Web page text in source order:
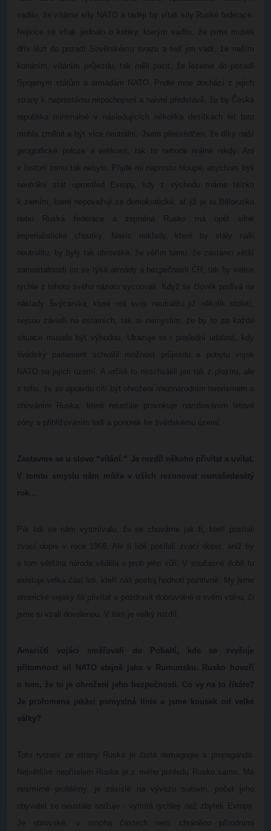
vadilo, že vítáme síly NATO a raději by vítali síly Ruské federace.
Nejvíce se však jednalo o kritiky, kterým vadilo, že jsme museli
dřív lézt do pozadí Sovětskému svazu a teď jim vadí, že naším
konáním, vítáním průjezdu, tak měli pocit, že lezeme do pozadí
Spojeným státům a armádám NATO. Podle mne dochází z jejich
strany k naprostému nepochopení a naivní představě, že by Česká
republika minimálně v následujících několika desítkách let toto
mohla změnit a být více neutrální. Jsem přesvědčen, že díky naší
geografické poloze a velikosti, tak to nebude reálné nikdy. Ani
v historii tomu tak nebylo. Přijde mi naprosto hloupé, abychom byli
neutrální stát uprostřed Evropy, kdy z východu máme blízko
k zemím, které nepovažuji za demokratické, ať již je to Bělorusko
nebo Ruská federace a zejména Rusko má opět silné
imperialistické choutky. Navíc náklady, které by stály naši
neutralitu, by byly tak obrovské, že věřím tomu, že zastánci větší
samostatnosti co se týká armády a bezpečnosti ČR, tak by velice
rychle z tohoto svého názoru vycouvali. Když se člověk podívá na
náklady Švýcarska, které má svoji neutralitu již několik století,
nejsou závislí na ostatních, tak si nemyslím, že by to za každé
situace muselo být výhodou. Ukazuje to i poslední událost, kdy
švédský parlament schválil možnost průjezdu a pobytu vojsk
NATO na jejich území. A určitě to neschválili jen tak z plezíru, ale
z toho, že se opravdu cítí být ohroženi mezinárodním terorismem a
chováním Ruska, které neustále provokuje narušováním letové
zóny a přibližováním lodí a ponorek ke švédskému území.
Zastavme se u slovo “vítání.“ Je rozdíl někoho přivítat a uvítat.
V tomto smyslu nám může v uších rezonovat osmašedesátý
rok...
Pár lidí se nám vysmívalo, že se chováme jak ti, kteří posílali
zvací dopis v roce 1968. Ale ti lidé posílali zvací dopis, aniž by
o tom většina národa věděla a proti jeho vůli. V současné době tu
existuje velká část lidí, kteří náš postoj hodnotí pozitivně. My jsme
americké vojáky šli přivítat a pozdravit dobrovolně o svém volnu, či
jsme si vzali dovolenou. V tom je velký rozdíl.
Američtí vojáci směřovali do Pobaltí, kde se zvyšuje
přítomnost sil NATO stejně jako v Rumunsku. Rusko hovoří
o tom, že to je ohrožení jeho bezpečnosti. Co vy na to říkáte?
Je prolomena jakási pomyslná linie a jsme kousek od velké
války?
Toto tvrzení ze strany Ruska je čistá demagogie a propaganda.
Největším nepřítelem Ruska je z mého pohledu Rusko samo. Má
nesmírné problémy, je závislé na vývozu surovin, počet jeho
obyvatel se neustále snižuje - vymírá rychleji než zbytek Evropy.
Je obrovské, v mnoha částech není chráněno přírodními